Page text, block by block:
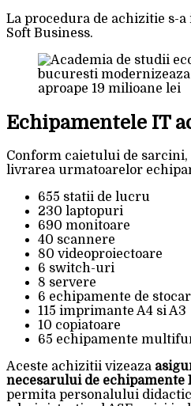
La procedura de achizitie s-
Soft Business.
Echipamentele IT
Conform caietului de
livrarea urmatoarelor
655 statii de lucru
230 laptopuri
690 monitoare
40 scannere
80 videoproiectoare
6 switch-uri
8 servere
6 echipamente de
115 imprimante A4 si A3
10 copiatoare
65 echipamente
Aceste achizitii vizeaza
necesarului de echipamente
permita personalului